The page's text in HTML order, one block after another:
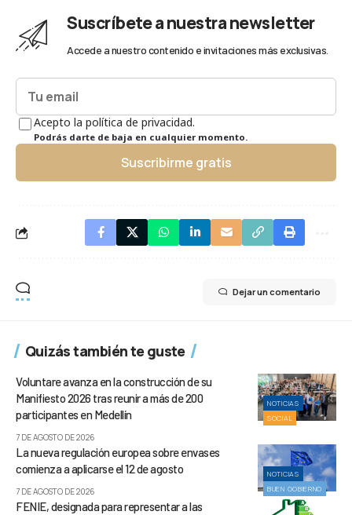
Suscríbete a nuestra newsletter
Accede a nuestro contenido e invitaciones más exclusivas.
Acepto la política de privacidad.
Podrás darte de baja en cualquier momento.
Suscribirme gratis
Dejar un comentario
Quizás también te guste
NOTICIAS
SOCIAL
Voluntare avanza en la construcción de su
Manifiesto 2026 tras reunir a más de 200
participantes en Medellín
7 DE AGOSTO DE 2026
NOTICIAS
BUEN GOBIERNO
La nueva regulación europea sobre envases
comienza a aplicarse el 12 de agosto
7 DE AGOSTO DE 2026
FENIE, designada para representar a las